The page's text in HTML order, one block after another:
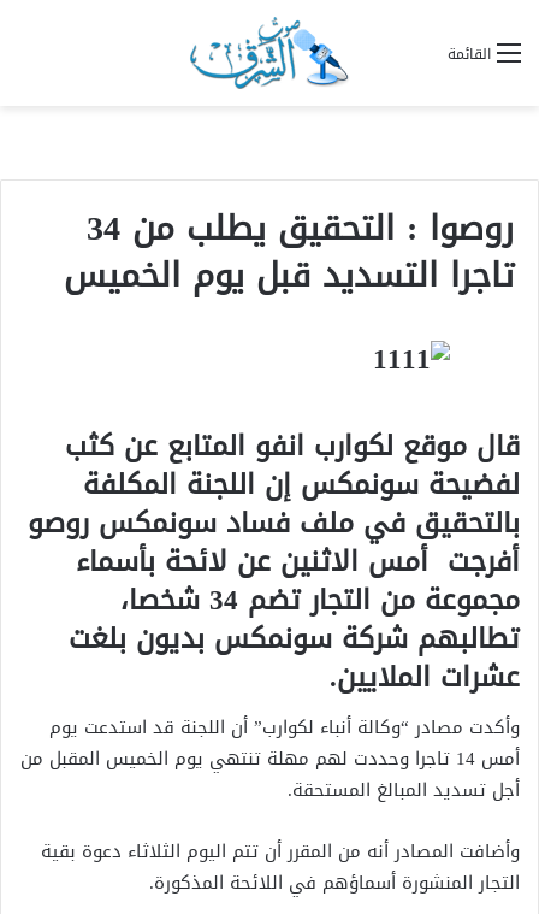
القائمة
روصوا : التحقيق يطلب من 34
تاجرا التسديد قبل يوم الخميس
قال موقع لكوارب انفو المتابع عن كثب
لفضيحة سونمكس إن اللجنة المكلفة
بالتحقيق في ملف فساد سونمكس روصو
أفرجت أمس الاثنين عن لائحة بأسماء
مجموعة من التجار تضم 34 شخصا،
تطالبهم شركة سونمكس بديون بلغت
عشرات الملايين.
وأكدت مصادر “وكالة أنباء لكوارب” أن اللجنة قد استدعت يوم
أمس 14 تاجرا وحددت لهم مهلة تنتهي يوم الخميس المقبل من
أجل تسديد المبالغ المستحقة.
وأضافت المصادر أنه من المقرر أن تتم اليوم الثلاثاء دعوة بقية
التجار المنشورة أسماؤهم في اللائحة المذكورة.